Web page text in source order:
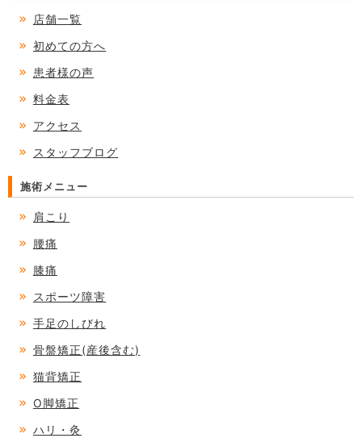
店舗一覧
初めての方へ
患者様の声
料金表
アクセス
スタッフブログ
施術メニュー
肩こり
腰痛
膝痛
スポーツ障害
手足のしびれ
骨盤矯正(産後含む)
猫背矯正
O脚矯正
ハリ・灸